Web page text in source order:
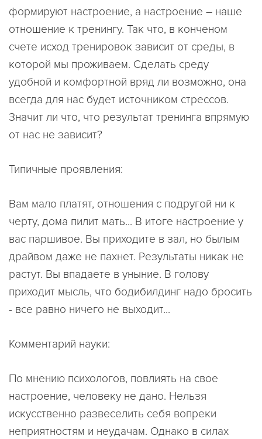
формируют настроение, а настроение – наше
отношение к тренингу. Так что, в конченом
счете исход тренировок зависит от среды, в
которой мы проживаем. Сделать среду
удобной и комфортной вряд ли возможно, она
всегда для нас будет источником стрессов.
Значит ли что, что результат тренинга впрямую
от нас не зависит?
Типичные проявления:
Вам мало платят, отношения с подругой ни к
черту, дома пилит мать... В итоге настроение у
вас паршивое. Вы приходите в зал, но былым
драйвом даже не пахнет. Результаты никак не
растут. Вы впадаете в уныние. В голову
приходит мысль, что бодибилдинг надо бросить
- все равно ничего не выходит...
Комментарий науки:
По мнению психологов, повлиять на свое
настроение, человеку не дано. Нельзя
искусственно развеселить себя вопреки
неприятностям и неудачам. Однако в силах